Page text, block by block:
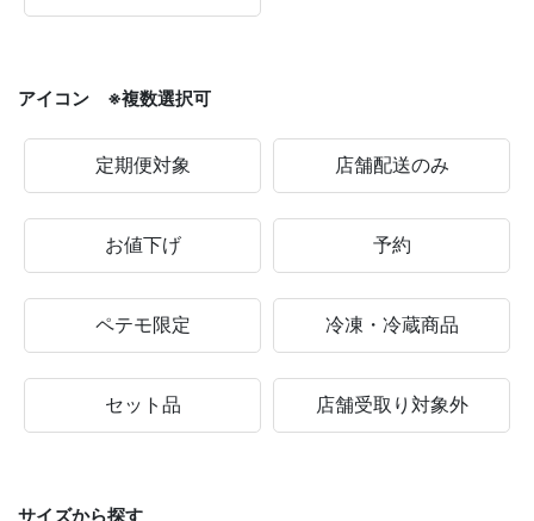
アイコン ※複数選択可
定期便対象 店舗配送のみ
お値下げ 予約
ペテモ限定 冷凍・冷蔵商品
セット品 店舗受取り対象外
サイズから探す